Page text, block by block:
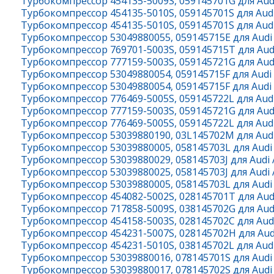
Турбокомпрессор 454135-5010S, 059145701S для
Турбокомпрессор 454135-5010S, 059145701S для
Турбокомпрессор 53049880055, 059145715E для
Турбокомпрессор 769701-5003S, 059145715T для
Турбокомпрессор 777159-5003S, 059145721G для
Турбокомпрессор 53049880054, 059145715F для Audi
Турбокомпрессор 53049880054, 059145715F для Audi
Турбокомпрессор 776469-5005S, 059145722L для
Турбокомпрессор 777159-5003S, 059145721G для
Турбокомпрессор 776469-5005S, 059145722L для
Турбокомпрессор 53039880190, 03L145702M для
Турбокомпрессор 53039880005, 058145703L для Audi
Турбокомпрессор 53039880029, 058145703J для Audi
Турбокомпрессор 53039880025, 058145703J для Audi
Турбокомпрессор 53039880005, 058145703L для Audi
Турбокомпрессор 454082-5002S, 028145701T для
Турбокомпрессор 717858-5009S, 038145702G для
Турбокомпрессор 454158-5003S, 028145702C для
Турбокомпрессор 454231-5007S, 028145702H для
Турбокомпрессор 454231-5010S, 038145702L для
Турбокомпрессор 53039880016, 078145701S для
Турбокомпрессор 53039880017, 078145702S для